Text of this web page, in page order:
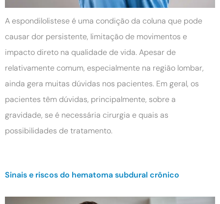
A espondilolistese é uma condição da coluna que pode
causar dor persistente, limitação de movimentos e
impacto direto na qualidade de vida. Apesar de
relativamente comum, especialmente na região lombar,
ainda gera muitas dúvidas nos pacientes. Em geral, os
pacientes têm dúvidas, principalmente, sobre a
gravidade, se é necessária cirurgia e quais as
possibilidades de tratamento.
Sinais e riscos do hematoma subdural crônico